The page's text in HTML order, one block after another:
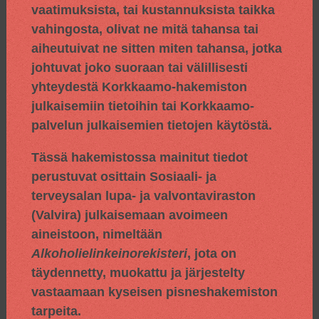
vaatimuksista, tai kustannuksista taikka
vahingosta, olivat ne mitä tahansa tai
aiheutuivat ne sitten miten tahansa, jotka
johtuvat joko suoraan tai välillisesti
yhteydestä Korkkaamo-hakemiston
julkaisemiin tietoihin tai Korkkaamo-
palvelun julkaisemien tietojen käytöstä.
Tässä hakemistossa mainitut tiedot
perustuvat osittain Sosiaali- ja
terveysalan lupa- ja valvontaviraston
(Valvira) julkaisemaan avoimeen
aineistoon, nimeltään
Alkoholielinkeinorekisteri, jota on
täydennetty, muokattu ja järjestelty
vastaamaan kyseisen pisneshakemiston
tarpeita.